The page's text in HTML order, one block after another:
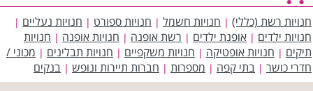
חנויות רשת (כללי) | חנויות חשמל | חנויות ספורט | חנויות נעליים |
חנויות ילדים | אופנת ילדים | רשת אופנה | חנויות אופנה | חנויות
תיקים | חנויות אופטיקה | חנויות משקפיים | חנויות תבלינים | מכוני /
חדרי כושר | בתי קפה | מספרות | חברות תיירות ונופש | בנקים